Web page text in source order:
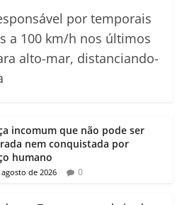
por temporais
a 100 km/h nos últimos
alto-mar, distanciando-
incomum que não pode ser
nem conquistada por
humano
de 2026 0